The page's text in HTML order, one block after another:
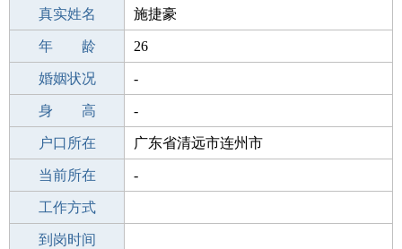
真实姓名 施捷豪
性 别 男
年 龄 26
出生年月 2000-11-21
婚姻状况 -
学 历 成人教育
身 高 -
毕业学校 成人教育
户口所在 广东省清远市连州市
所学专业 -
当前所在 -
工作经验
工作方式
驾 照
到岗时间